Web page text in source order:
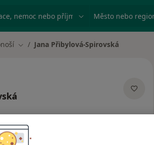
nemoc nebo příjmení Město nebo
Změna města
Jana Přibylová-Spirovská